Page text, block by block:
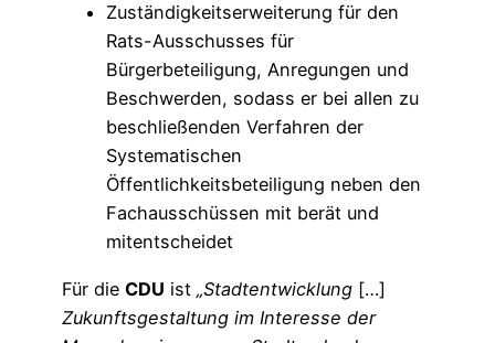
Zuständigkeitserweiterung für den
Rats-Ausschusses für
Bürgerbeteiligung, Anregungen und
Beschwerden, sodass er bei allen zu
beschließenden Verfahren der
Systematischen
Öffentlichkeitsbeteiligung neben den
Fachausschüssen mit berät und
mitentscheidet
Für die CDU ist „Stadtentwicklung […]
Zukunftsgestaltung im Interesse der